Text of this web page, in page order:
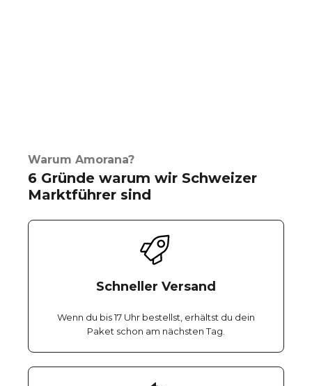
Warum Amorana?
6 Gründe warum wir Schweizer
Marktführer sind
Schneller Versand
Wenn du bis 17 Uhr bestellst, erhältst du dein
Paket schon am nächsten Tag.